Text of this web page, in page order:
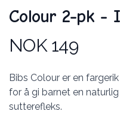
Colour 2-pk -
Produktdetaljer
NOK 149
Description
Bibs Colour er en
for å gi barnet en
sutterefleks.